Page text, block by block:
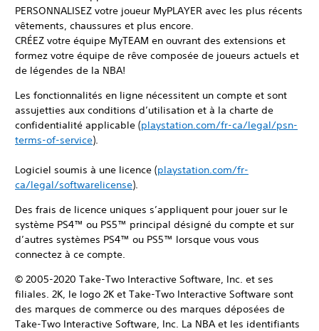
PERSONNALISEZ votre joueur MyPLAYER avec les plus récents
vêtements, chaussures et plus encore.
CRÉEZ votre équipe MyTEAM en ouvrant des extensions et
formez votre équipe de rêve composée de joueurs actuels et
de légendes de la NBA!
Les fonctionnalités en ligne nécessitent un compte et sont
assujetties aux conditions d’utilisation et à la charte de
confidentialité applicable (playstation.com/fr-ca/legal/psn-
terms-of-service).
Logiciel soumis à une licence (playstation.com/fr-
ca/legal/softwarelicense).
Des frais de licence uniques s’appliquent pour jouer sur le
système PS4™ ou PS5™ principal désigné du compte et sur
d’autres systèmes PS4™ ou PS5™ lorsque vous vous
connectez à ce compte.
© 2005-2020 Take-Two Interactive Software, Inc. et ses
filiales. 2K, le logo 2K et Take-Two Interactive Software sont
des marques de commerce ou des marques déposées de
Take-Two Interactive Software, Inc. La NBA et les identifiants